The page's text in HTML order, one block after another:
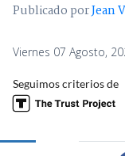
Publicado porJean
Viernes 07 Agosto,
Seguimos criterios de